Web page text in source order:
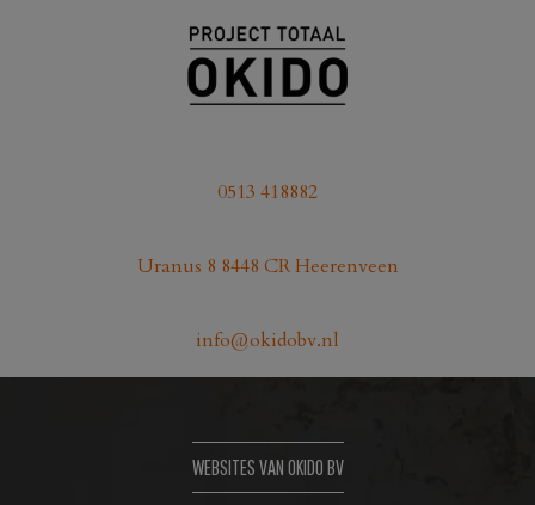
0513 418882
Uranus 8 8448 CR Heerenveen
info@okidobv.nl
WEBSITES VAN OKIDO BV